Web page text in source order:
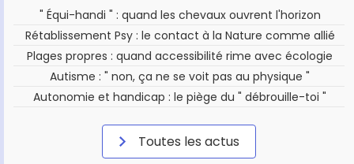
" Équi-handi " : quand les chevaux ouvrent l'horizon
Rétablissement Psy : le contact à la Nature comme allié
Plages propres : quand accessibilité rime avec écologie
Autisme : " non, ça ne se voit pas au physique "
Autonomie et handicap : le piège du " débrouille-toi "
Toutes les actus